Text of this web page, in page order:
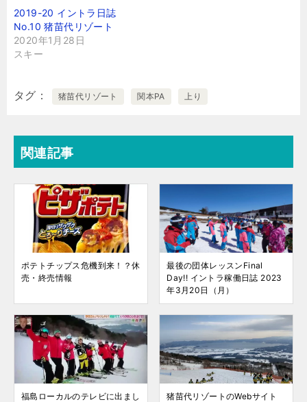
2019-20 イントラ日誌
No.10 猪苗代リゾート
2020年1月28日
スキー
タグ 猪苗代リゾート 関本PA 上り
関連記事
ポテトチップス危機到来！？休
売・終売情報
最後の団体レッスンFinal
Day!! イントラ稼働日誌 2023
年3月20日（月）
福島ローカルのテレビに出まし
猪苗代リゾートのWebサイト